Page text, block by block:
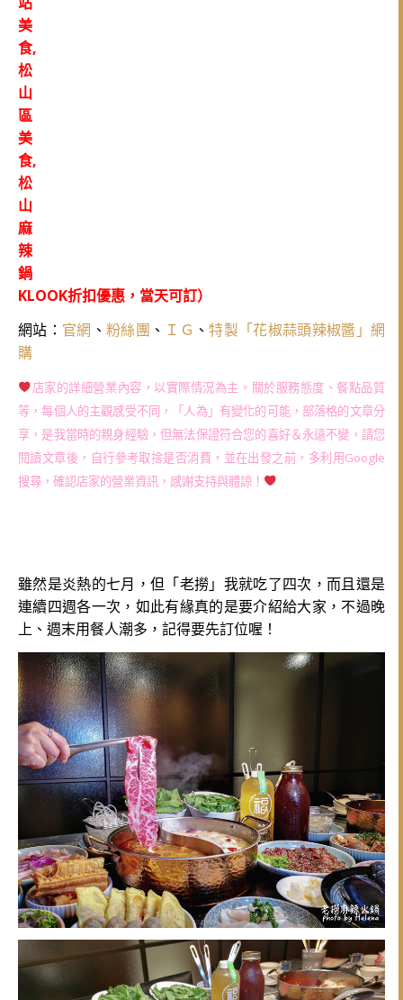
KLOOK折扣優惠，當天可訂）
網站： 官網 、粉絲團 、 ＩＧ 、特製「花椒蒜頭辣椒醬」網
購
店家的詳細營業內容，以實際情況為主。關於服務態度、餐點品質
等，每個人的主觀感受不同，「人為」有變化的可能，部落格的文章分
享，是我當時的親身經驗，但無法保證符合您的喜好＆永遠不變，請您
閱讀文章後，自行參考取捨是否消費，並在出發之前，多利用Google
搜尋，確認店家的營業資訊，感謝支持與體諒！
雖然是炎熱的七月，但「老撈」我就吃了四次，而且還是
連續四週各一次，如此有緣真的是要介紹給大家，不過晚
上、週末用餐人潮多，記得要先訂位喔！